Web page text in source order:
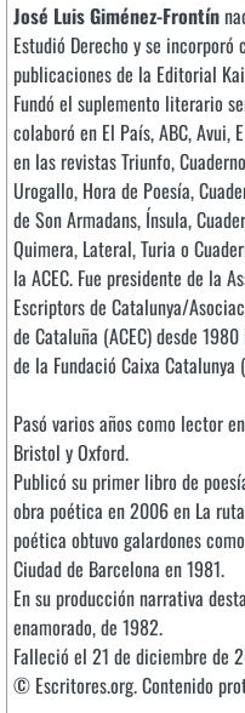
José Luis Giménez-Frontín
Estudió Derecho y se incorporó
publicaciones de la Editorial
Fundó el suplemento literario
colaboró en El País, ABC, Avui,
en las revistas Triunfo,
Urogallo, Hora de Poesía,
de Son Armadans, Ínsula,
Quimera, Lateral, Turia o
la ACEC. Fue presidente de la
Escriptors de Catalunya/
de Cataluña (ACEC) desde
de la Fundació Caixa
Pasó varios años como lector
Bristol y Oxford.
Publicó su primer libro de
obra poética en 2006 en La
poética obtuvo galardones
Ciudad de Barcelona en 1981.
En su producción narrativa
enamorado, de 1982.
Falleció el 21 de diciembre de
© Escritores.org. Contenido